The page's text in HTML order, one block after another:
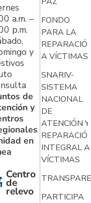
a.m. –
p.m.
y
de
y
en
Centro
de
relevo
FONDO
PARA LA
REPARACIÓN
A VÍCTIMAS
SNARIV-
SISTEMA
NACIONAL
DE
ATENCIÓN Y
REPARACIÓN
INTEGRAL A
VÍCTIMAS
PARTICIPA